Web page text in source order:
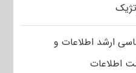
ارشد اطلاعات و
اطلاعات